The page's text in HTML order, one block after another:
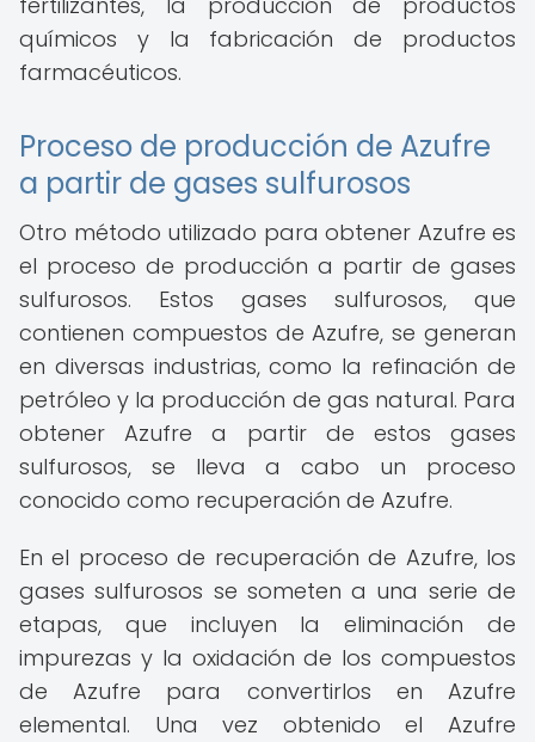
químicos y la fabricación de productos
farmacéuticos.
Proceso de producción de Azufre
a partir de gases sulfurosos
Otro método utilizado para obtener Azufre es
el proceso de producción a partir de gases
sulfurosos. Estos gases sulfurosos, que
contienen compuestos de Azufre, se generan
en diversas industrias, como la refinación de
petróleo y la producción de gas natural. Para
obtener Azufre a partir de estos gases
sulfurosos, se lleva a cabo un proceso
conocido como recuperación de Azufre.
En el proceso de recuperación de Azufre, los
gases sulfurosos se someten a una serie de
etapas, que incluyen la eliminación de
impurezas y la oxidación de los compuestos
de Azufre para convertirlos en Azufre
elemental. Una vez obtenido el Azufre